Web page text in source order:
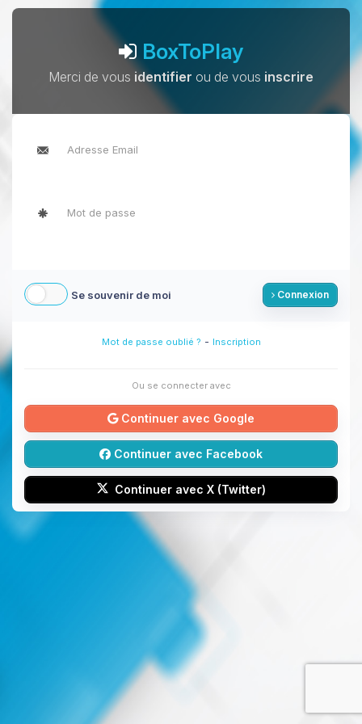
BoxToPlay
Merci de vous identifier ou de vous inscrire
Se souvenir de moi Connexion
Mot de passe oublié ? - Inscription
Ou se connecter avec
Continuer avec Google
Continuer avec Facebook
Continuer avec X (Twitter)